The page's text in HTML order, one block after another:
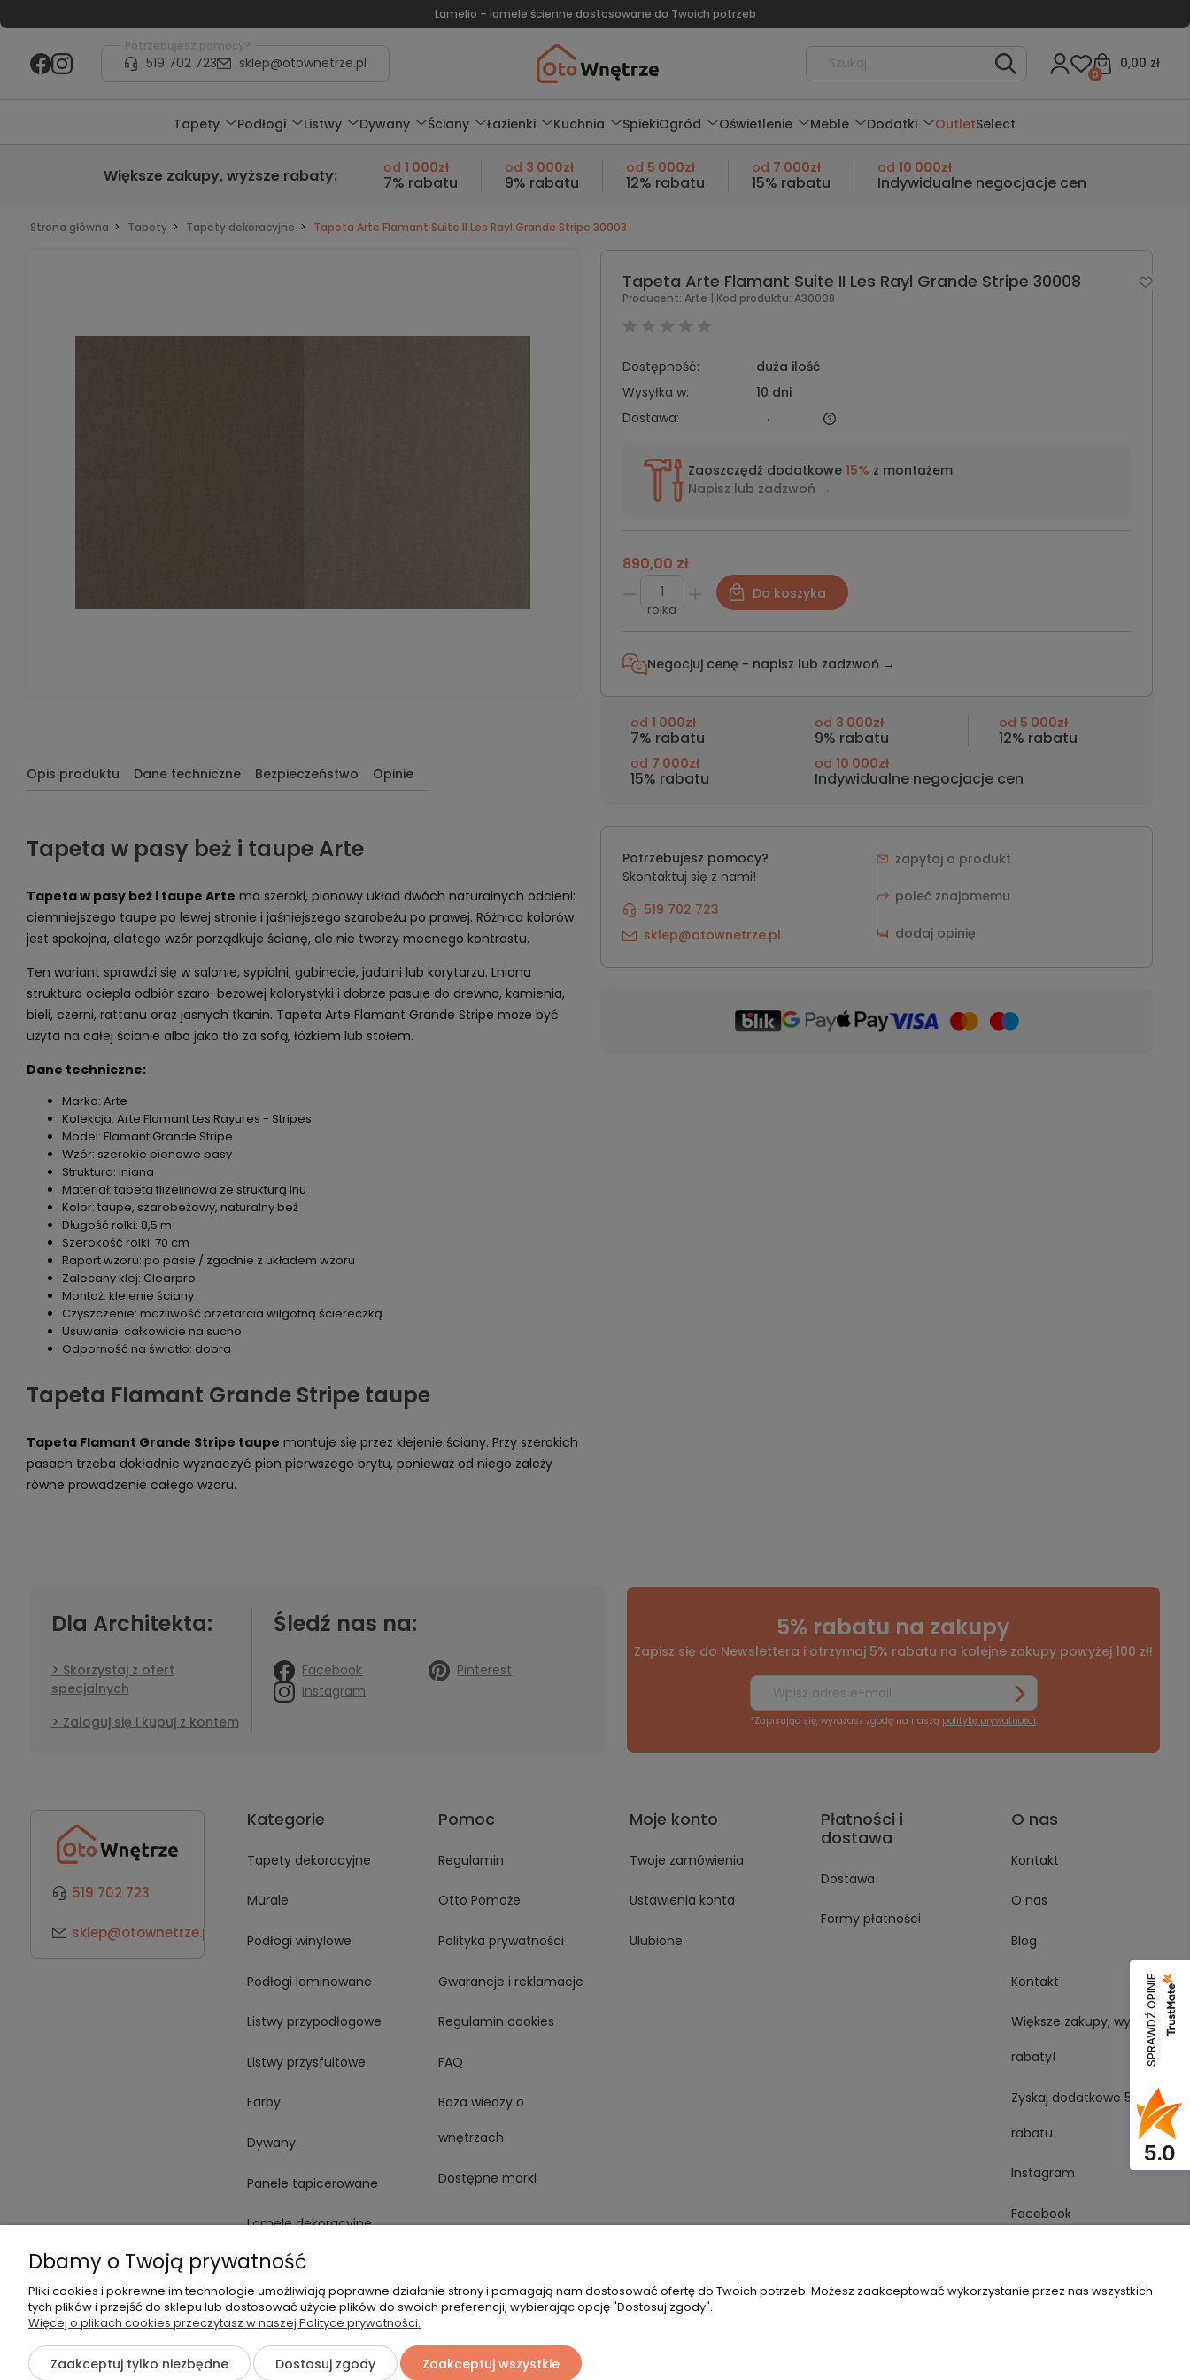
Lamelio – lamele ścienne dostosowane do Twoich potrzeb
Potrzebujesz pomocy?
519 702 723 sklep@otownetrze.pl 0,00 zł
0
Tapety Podłogi Listwy Dywany Ściany Łazienki Kuchnia SpiekiOgród Oświetlenie Meble Dodatki OutletSelect
Większe zakupy,wyższe rabaty: od 1 000zł
7% rabatu
od 3 000zł
9% rabatu
od 5 000zł
12% rabatu
od 7 000zł
15% rabatu
od 10 000zł
Indywidualne negocjacje cen
Strona główna Tapety Tapety dekoracyjne Tapeta Arte Flamant Suite II Les Rayl Grande Stripe 30008
Opis produktu Dane techniczne Bezpieczeństwo Opinie
Tapeta w pasy beż i taupe Arte
Tapeta w pasy beż i taupe Arte ma szeroki, pionowy układ dwóch naturalnych odcieni:
ciemniejszego taupe po lewej stronie i jaśniejszego szarobeżu po prawej. Różnica kolorów
jest spokojna, dlatego wzór porządkuje ścianę, ale nie tworzy mocnego kontrastu.
Ten wariant sprawdzi się w salonie, sypialni, gabinecie, jadalni lub korytarzu. Lniana
struktura ociepla odbiór szaro-beżowej kolorystyki i dobrze pasuje do drewna, kamienia,
bieli, czerni, rattanu oraz jasnych tkanin. Tapeta Arte Flamant Grande Stripe może być
użyta na całej ścianie albo jako tło za sofą, łóżkiem lub stołem.
Dane techniczne:
Marka: Arte
Kolekcja: Arte Flamant Les Rayures - Stripes
Model: Flamant Grande Stripe
Wzór: szerokie pionowe pasy
Struktura: lniana
Materiał: tapeta flizelinowa ze strukturą lnu
Kolor: taupe, szarobeżowy, naturalny beż
Długość rolki: 8,5 m
Szerokość rolki: 70 cm
Raport wzoru: po pasie / zgodnie z układem wzoru
Zalecany klej: Clearpro
Montaż: klejenie ściany
Czyszczenie: możliwość przetarcia wilgotną ściereczką
Usuwanie: całkowicie na sucho
Odporność na światło: dobra
Tapeta Flamant Grande Stripe taupe
Tapeta Flamant Grande Stripe taupe montuje się przez klejenie ściany. Przy szerokich
pasach trzeba dokładnie wyznaczyć pion pierwszego brytu, ponieważ od niego zależy
równe prowadzenie całego wzoru.
Tapeta Arte Flamant Suite II Les Rayl Grande Stripe 30008
Producent: Arte | Kod produktu: A30008
Dostępność:
duża ilość
Wysyłka w:
10 dni
Dostawa:
Zaoszczędź dodatkowe 15% z montażem
Napisz lub zadzwoń →
890,00 zł
rolka
Do koszyka
Negocjuj cenę - napisz lub zadzwoń →
od 1 000zł
7% rabatu
od 3 000zł
9% rabatu
od 5 000zł
12% rabatu
od 7 000zł
15% rabatu
od10 000zł
Indywidualne negocjacje cen
Potrzebujesz pomocy?
Skontaktuj się z nami!
519 702 723
sklep@otownetrze.pl
zapytaj o produkt
poleć znajomemu
dodaj opinię
Dla Architekta:
Skorzystaj z ofert
specjalnych
Zaloguj się i kupuj z kontem
Śledź nas na:
Facebook
Pinterest
Instagram
5% rabatu na zakupy
Zapisz się do Newslettera i otrzymaj 5% rabatu na kolejne zakupy powyżej 100 zł!
*Zapisując się, wyrażasz zgodę na naszą politykę prywatności.
519 702 723
sklep@otownetrze.pl
Kategorie
Tapety dekoracyjne
Murale
Podłogi winylowe
Podłogi laminowane
Listwy przypodłogowe
Listwy przysfuitowe
Farby
Dywany
Panele tapicerowane
Lamele dekoracyjne
Płytki
Spieki
Oświetlenie
Pomoc
Regulamin
Otto Pomoże
Polityka prywatności
Gwarancje i reklamacje
Regulamin cookies
FAQ
Baza wiedzy o
wnętrzach
Dostępne marki
Moje konto
Twoje zamówienia
Ustawienia konta
Ulubione
Płatności i
dostawa
Dostawa
Formy płatności
O nas
Kontakt
O nas
Blog
Kontakt
Większe zakupy, wyższe
rabaty!
Zyskaj dodatkowe 5%
rabatu
Instagram
Facebook
SPRAWDŹ OPINIE
5.0
Dbamy o Twoją prywatność
Pliki cookies i pokrewne im technologie umożliwiają poprawne działanie strony i pomagają nam dostosować ofertę do Twoich potrzeb. Możesz zaakceptować wykorzystanie przez nas wszystkich
tych plików i przejść do sklepu lub dostosować użycie plików do swoich preferencji, wybierając opcję "Dostosuj zgody".
Więcej o plikach cookies przeczytasz w naszej Polityce prywatności.
Zaakceptuj tylko niezbędne Dostosuj zgody Zaakceptuj wszystkie